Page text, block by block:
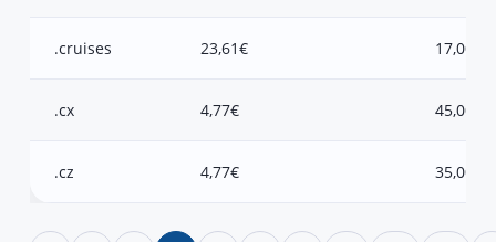
.cruises 23,61€ 17,00€
.cx 4,77€ 45,00€
.cz 4,77€ 35,00€